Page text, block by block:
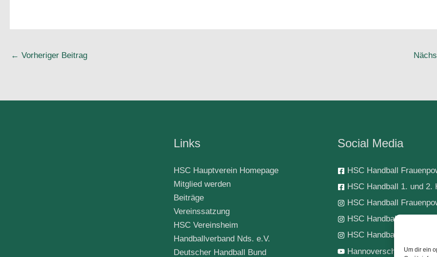
Um dir ein
← Vorheriger Beitrag
Links
HSC Hauptverein Homepage
Mitglied werden
Beiträge
Vereinssatzung
HSC Vereinsheim
Handballverband Nds. e.V.
Deutscher Handball Bund
Social Media
HSC Handball
HSC Handball 1. und 2.
HSC Handball
HSC Handball 1. Herren
HSC Handball-Jugend
Hannoverscher SC